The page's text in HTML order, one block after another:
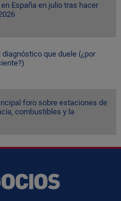
España en julio tras hacer
que duele (¿por
foro sobre estaciones de
combustibles y la